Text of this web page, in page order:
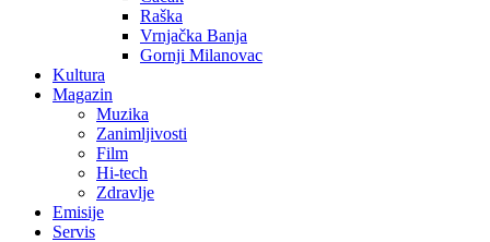
Raška
Vrnjačka Banja
Gornji Milanovac
Kultura
Magazin
Muzika
Zanimljivosti
Film
Hi-tech
Zdravlje
Emisije
Servis